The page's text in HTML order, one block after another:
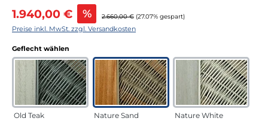
Verkaufspreis:
1.940,00 € % Regulärer Preis:
2.660,00 € (27.07% gespart)
Preise inkl. MwSt. zzgl. Versandkosten
Geflecht wählen
Old Teak Nature Sand Nature White